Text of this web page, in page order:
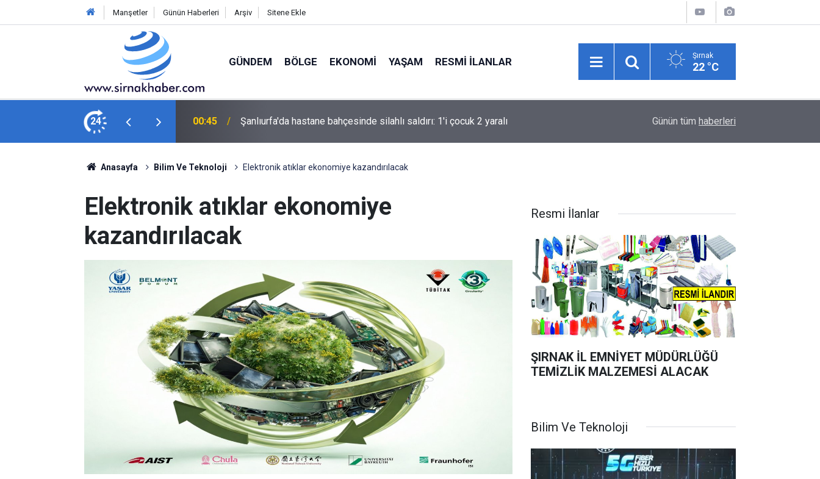
Manşetler Günün Haberleri Arşiv Sitene Ekle
GÜNDEM BÖLGE EKONOMI YAŞAM RESMI İLANLAR Şırnak
22 °C
24
saldırı: 1'i çocuk 2 yaralı 00:36 BARIŞ ÇIĞLIĞININ MİLADI MI YOKSA MİADI MI? TEKNOFEST Drone Yarışması İçin Şırnak’ta
Günün tüm haberleri
Anasayfa Bilim Ve Teknoloji Elektronik atıklar ekonomiye kazandırılacak
Elektronik atıklar ekonomiye
kazandırılacak
Resmi İlanlar
ŞIRNAK İL EMNİYET MÜDÜRLÜĞÜ
TEMİZLİK MALZEMESİ ALACAK
Bilim Ve Teknoloji